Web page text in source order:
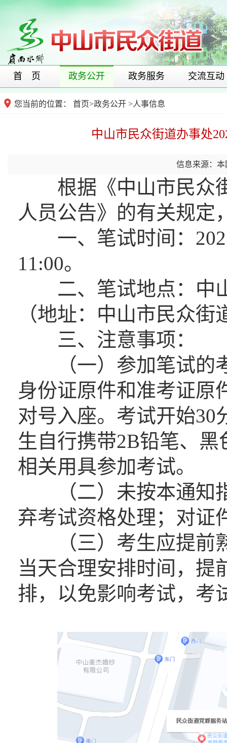
首 页 政务公开 政务服务 交流互动
您当前的位置： 首页>政务公开 >人事信息
中山市民众街道办事处
信息来源：本
根据《中山市民众街
人员公告》的有关规定
一、笔试时间：
11:00。
二、笔试地点：中
（地址：中山市民众
三、注意事项：
（一）参加笔试的考
身份证原件和准考证原
对号入座。考试开始30
生自行携带2B铅笔、
相关用具参加考试。
（二）未按本通知指
弃考试资格处理；对证
（三）考生应提前熟
当天合理安排时间，提
排，以免影响考试，考